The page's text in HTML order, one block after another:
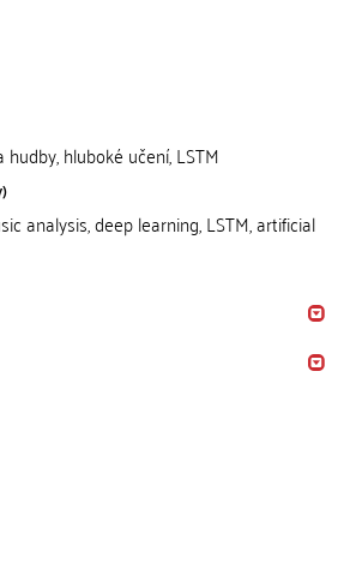
hluboké učení, LSTM
analysis, deep learning, LSTM, artificial